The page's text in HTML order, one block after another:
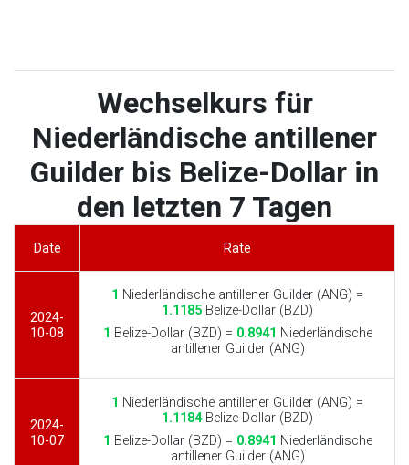
Wechselkurs für
Niederländische antillener
Guilder bis Belize-Dollar in
den letzten 7 Tagen
Date Rate
2024-
10-08
1 Niederländische antillener Guilder (ANG) =
1.1185 Belize-Dollar (BZD)
1 Belize-Dollar (BZD) = 0.8941 Niederländische
antillener Guilder (ANG)
2024-
10-07
1 Niederländische antillener Guilder (ANG) =
1.1184Belize-Dollar (BZD)
1 Belize-Dollar (BZD) = 0.8941 Niederländische
antillener Guilder (ANG)